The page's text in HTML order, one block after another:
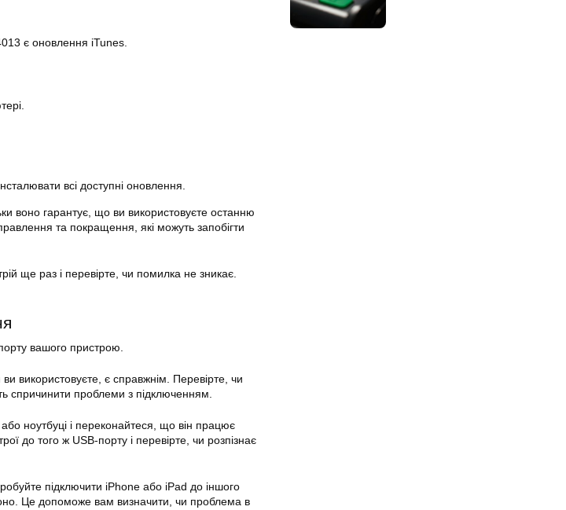
є оновлення iTunes.
всі доступні оновлення.
воно гарантує, що ви використовуєте останню
та покращення, які можуть запобігти
ще раз і перевірте, чи помилка не зникає.
вашого пристрою.
використовуєте, є справжнім. Перевірте, чи
спричинити проблеми з підключенням.
ноутбуці і переконайтеся, що він працює
до того ж USB-порту і перевірте, чи розпізнає
підключити iPhone або iPad до іншого
Це допоможе вам визначити, чи проблема в